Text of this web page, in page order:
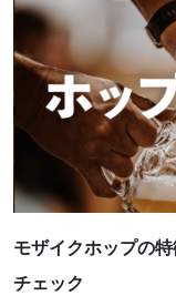
モザイクホップの
チェック